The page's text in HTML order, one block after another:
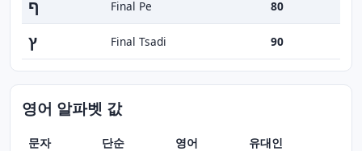
ף Final Pe 80
ץ Final Tsadi 90
영어 알파벳 값
문자 단순 영어
유대인